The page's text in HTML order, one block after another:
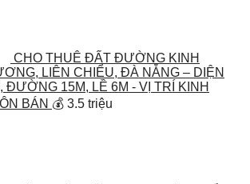
CHO THUÊ ĐẤT ĐƯỜNG KINH
LIÊN CHIỂU, ĐÀ NẴNG – DIỆN
ĐƯỜNG 15M, LỀ 6M - VỊ TRÍ KINH
BÁN 💰 3.5 triệu